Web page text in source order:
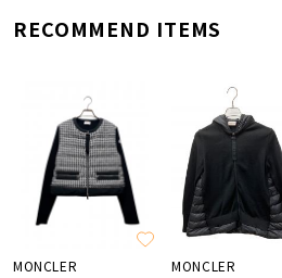
RECOMMEND ITEMS
MONCLER MONCLER